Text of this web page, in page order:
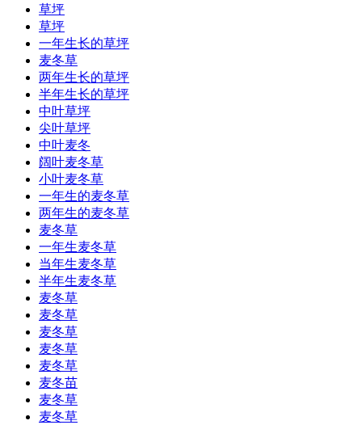
草坪
草坪
一年生长的草坪
麦冬草
两年生长的草坪
半年生长的草坪
中叶草坪
尖叶草坪
中叶麦冬
阔叶麦冬草
小叶麦冬草
一年生的麦冬草
两年生的麦冬草
麦冬草
一年生麦冬草
当年生麦冬草
半年生麦冬草
麦冬草
麦冬草
麦冬草
麦冬草
麦冬草
麦冬苗
麦冬草
麦冬草